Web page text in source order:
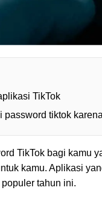
TikTok
password tiktok
TikTok bagi kamu
kamu. Aplikasi
tahun ini.